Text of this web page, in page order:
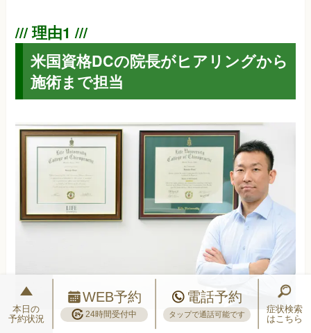
米国資格DCの院長がヒアリングから
施術まで担当
本日の
予約状況
WEB予約
24時間受付中
電話予約
タップで通話可能です
症状検索
はこちら